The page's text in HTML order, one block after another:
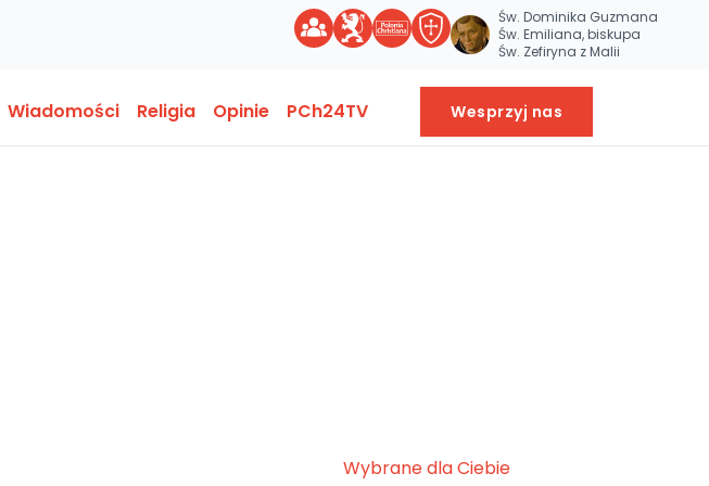
Św. Dominika Guzmana
Św. Emiliana, biskupa
Św. Zefiryna z Malii
Wiadomości Religia Opinie PCh24TV Wesprzyj nas
Wybrane dla Ciebie